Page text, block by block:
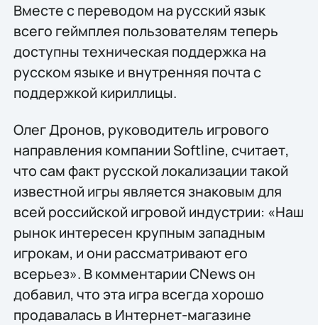
Вместе с переводом на русский язык
всего геймплея пользователям теперь
доступны техническая поддержка на
русском языке и внутренняя почта с
поддержкой кириллицы.
Олег Дронов, руководитель игрового
направления компании Softline, считает,
что сам факт русской локализации такой
известной игры является знаковым для
всей российской игровой индустрии: «Наш
рынок интересен крупным западным
игрокам, и они рассматривают его
всерьез». В комментарии CNews он
добавил, что эта игра всегда хорошо
продавалась в Интернет-магазине